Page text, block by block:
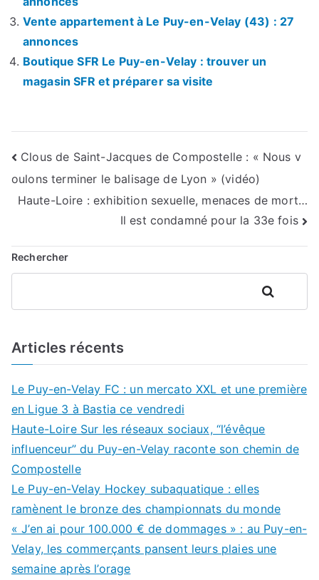
Vente appartement à Le Puy-en-Velay (43) : 27
annonces
Boutique SFR Le Puy-en-Velay : trouver un
magasin SFR et préparer sa visite
Navigation
de
Clous de Saint-Jacques de Compostelle : « Nous v
oulons terminer le balisage de Lyon » (vidéo)
Haute-Loire : exhibition sexuelle, menaces de mort…
Il est condamné pour la 33e fois
Rechercher
Rechercher
Articles récents
Le Puy-en-Velay FC : un mercato XXL et une première
en Ligue 3 à Bastia ce vendredi
Haute-Loire Sur les réseaux sociaux, “l’évêque
influenceur” du Puy-en-Velay raconte son chemin de
Compostelle
Le Puy-en-Velay Hockey subaquatique : elles
ramènent le bronze des championnats du monde
« J’en ai pour 100.000 € de dommages » : au Puy-en-
Velay, les commerçants pansent leurs plaies une
semaine après l’orage